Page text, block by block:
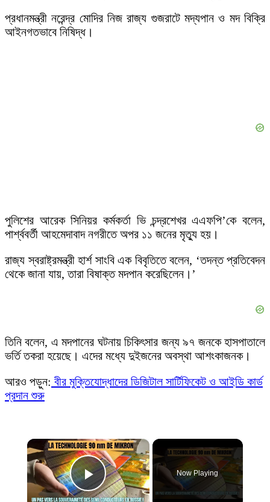
প্রধানমন্ত্রী নরেন্দ্র মোদির নিজ রাজ্য গুজরাটে মদ্যপান ও মদ বিক্রি
আইনগতভাবে নিষিদ্ধ।
পুলিশের আরেক সিনিয়র কর্মকর্তা ভি চন্দ্রশেখর এএফপি’কে বলেন,
পার্শ্ববর্তী আহমেদাবাদ নগরীতে অপর ১১ জনের মৃত্যু হয়।
রাজ্য স্বরাষ্ট্রমন্ত্রী হার্শ সাংবি এক বিবৃতিতে বলেন, ‘তদন্ত প্রতিবেদন
থেকে জানা যায়, তারা বিষাক্ত মদপান করেছিলেন।’
তিনি বলেন, এ মদপানের ঘটনায় চিকিৎসার জন্য ৯৭ জনকে হাসপাতালে
ভর্তি তকরা হয়েছে। এদের মধ্যে দুইজনের অবস্থা আশংকাজনক।
আরও পড়ুন: বীর মুক্তিযোদ্ধাদের ডিজিটাল সার্টিফিকেট ও আইডি কার্ড
প্রদান শুরু
×
Play Video
Now Playing